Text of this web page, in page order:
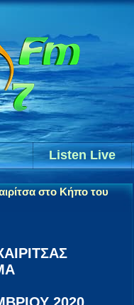
Listen Live
στο Κήπο του